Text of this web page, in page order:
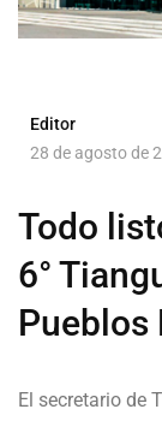
Editor
28 de agosto de
Todo
6°
Pueblos
El secretario de